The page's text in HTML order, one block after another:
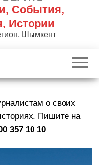
к
р
События,
Истории
Шымкент
о своих
Пишите на
357 10 10